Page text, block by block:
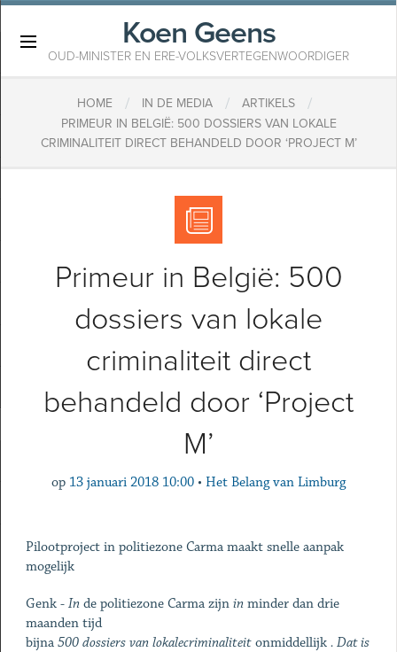
Koen Geens
OUD-MINISTER EN ERE-VOLKSVERTEGENWOORDIGER
HOME / IN DE MEDIA / ARTIKELS /
PRIMEUR IN BELGIË: 500 DOSSIERS VAN LOKALE
CRIMINALITEIT DIRECT BEHANDELD DOOR ‘PROJECT M’
Primeur in België: 500
dossiers van lokale
criminaliteit direct
behandeld door ‘Project
M’
op 13 januari 2018 10:00 • Het Belang van Limburg
Pilootproject in politiezone Carma maakt snelle aanpak
mogelijk
Genk - Inde politiezone Carma zijn inminder dan drie
maanden tijd
bijna 500 dossiers van lokalecriminaliteitonmiddellijk . Dat is